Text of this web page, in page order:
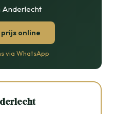
Anderlecht
prijs online
via WhatsApp